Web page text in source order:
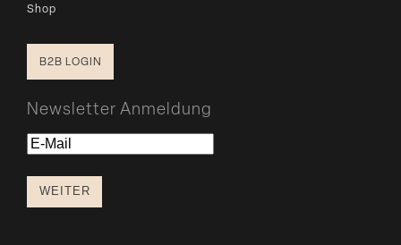
Shop
B2B LOGIN
Newsletter Anmeldung
E-
WEITER